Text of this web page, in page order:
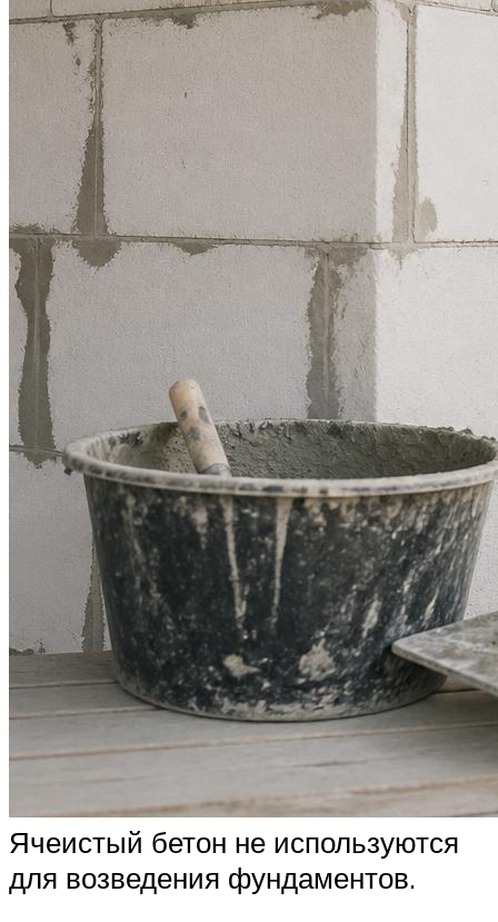
Ячеистый бетон не используются
для возведения фундаментов.